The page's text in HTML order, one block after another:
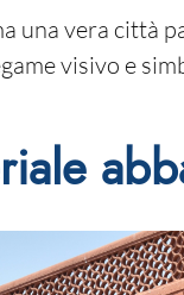
una vera città
visivo e